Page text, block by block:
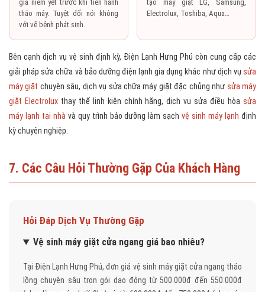
giá niêm yết trước khi tiến hành
tháo máy. Tuyệt đối nói không
với vẽ bệnh phát sinh.
tạo máy giặt LG, Samsung,
Electrolux, Toshiba, Aqua…
Bên cạnh dịch vụ vệ sinh định kỳ, Điện Lạnh Hưng Phú còn cung cấp các
giải pháp sửa chữa và bảo dưỡng điện lạnh gia dụng khác như dịch vụ sửa
máy giặt chuyên sâu, dịch vụ sửa chữa máy giặt đặc chủng như sửa máy
giặt Electroluxthay thế linh kiện chính hãng, dịch vụ sửa điều hòasửa
máy lạnh tại nhà và quy trình bảo dưỡng làm sạchvệ sinh máy lạnh định
kỳ chuyên nghiệp.
7. Các Câu Hỏi Thường Gặp Của Khách Hàng
Hỏi Đáp Dịch Vụ Thường Gặp
Vệ sinh máy giặt cửa ngang giá bao nhiêu?
Tại Điện Lạnh Hưng Phú, đơn giá vệ sinh máy giặt cửa ngang tháo
lồng chuyên sâu trọn gói dao động từ 500.000đ đến 550.000đ